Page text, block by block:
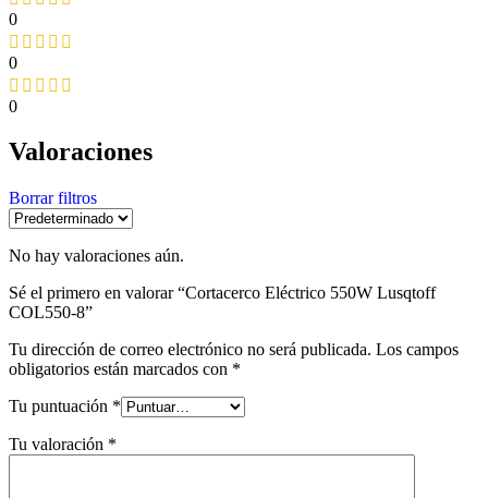
0
0
0
Valoraciones
Borrar filtros
No hay valoraciones aún.
Sé el primero en valorar “Cortacerco Eléctrico 550W Lusqtoff
COL550-8”
Tu dirección de correo electrónico no será publicada. Los campos
obligatorios están marcados con *
Tu puntuación *
Tu valoración *